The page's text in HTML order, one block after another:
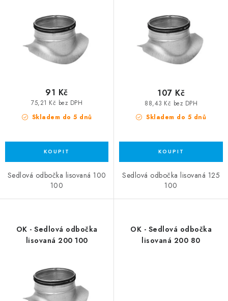
Skladem do 5 dnů
75,21 Kč bez DPH
91 Kč
Sedlová odbočka lisovaná 100
100
Skladem do 5 dnů
88,43 Kč bez DPH
107 Kč
Sedlová odbočka lisovaná 125
100
OK - Sedlová odbočka
lisovaná 200 100
OK - Sedlová odbočka
lisovaná 200 80